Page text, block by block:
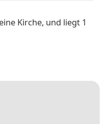
Kirche, und liegt 1